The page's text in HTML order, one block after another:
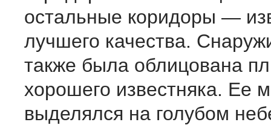
остальные коридоры —
лучшего качества.
также была облицована
хорошего известняка. Ее
выделялся на голубом